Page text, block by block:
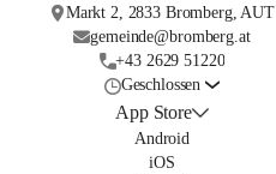
Markt 2, 2833 Bromberg, AUT
gemeinde@bromberg.at
+43 2629 51220
Geschlossen
App Store
Android
iOS